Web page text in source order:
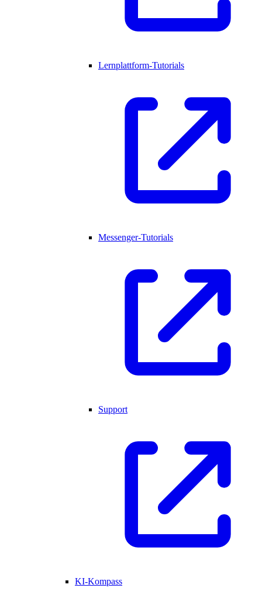
Lernplattform-Tutorials
Messenger-Tutorials
Support
KI-Kompass